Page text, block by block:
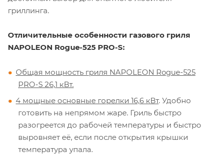
гриллинга.
Отличительные особенности газового гриля
NAPOLEON Rogue-525 PRO-S:
Общая мощность гриля NAPOLEON Rogue-525
PRO-S 26,1 кВт.
4 мощные основные горелки 16,6 кВт. Удобно
готовить на непрямом жаре. Гриль быстро
разогреется до рабочей температуры и быстро
выровняет её, если после открытия крышки
температура упала.